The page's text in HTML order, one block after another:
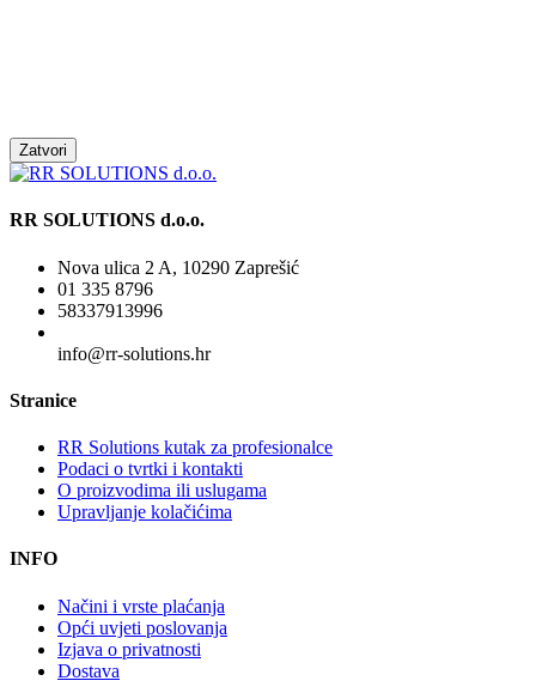
Zatvori
RR SOLUTIONS d.o.o.
Nova ulica 2 A, 10290 Zaprešić
01 335 8796
58337913996
info@rr-solutions.hr
Stranice
RR Solutions kutak za profesionalce
Podaci o tvrtki i kontakti
O proizvodima ili uslugama
Upravljanje kolačićima
INFO
Načini i vrste plaćanja
Opći uvjeti poslovanja
Izjava o privatnosti
Dostava